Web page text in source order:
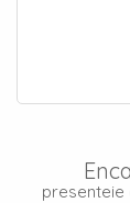
presenteie